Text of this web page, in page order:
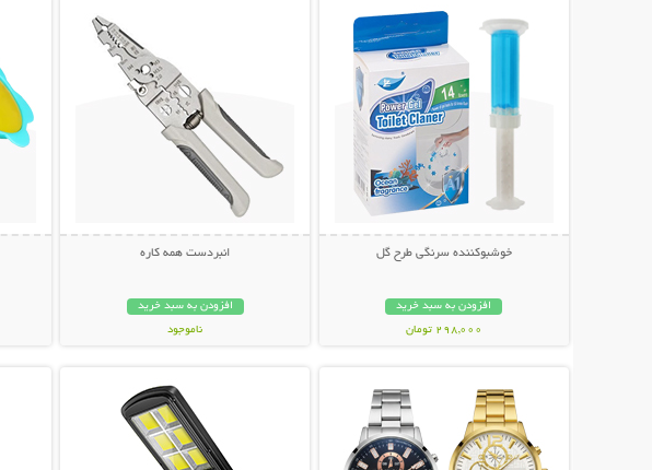
خوشبوکننده سرنگی طرح گل
افزودن به سبد خرید
298,000 تومان
انبردست همه کاره
افزودن به سبد خرید
ناموجود